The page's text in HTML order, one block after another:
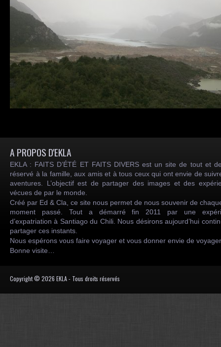
A PROPOS D'EKLA
EKLA : FAITS D’ÉTÉ ET FAITS DIVERS est un site de tout et
réservé à la famille, aux amis et à tous ceux qui ont envie de
aventures. L’objectif est de partager des images et des
vécues de par le monde.
Créé par Ed & Cla, ce site nous permet de nous souvenir de
moment passé. Tout a démarré fin 2011 par une
d’expatriation à Santiago du Chili. Nous désirons aujourd’hui
partager ces instants.
Nous espérons vous faire voyager et vous donner envie de
Bonne visite…
Copyright © 2026 EKLA - Tous droits réservés